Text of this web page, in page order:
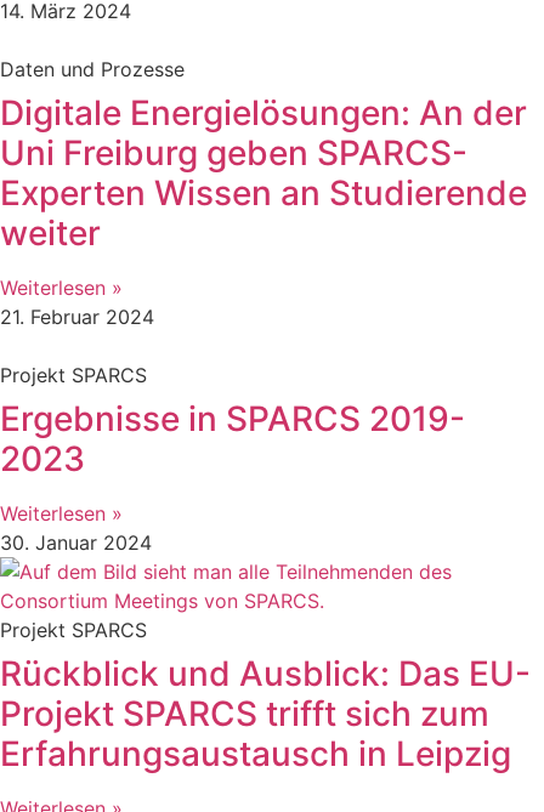
14. März 2024
Daten und Prozesse
Digitale Energielösungen: An der
Uni Freiburg geben SPARCS-
Experten Wissen an Studierende
weiter
Weiterlesen »
21. Februar 2024
Projekt SPARCS
Ergebnisse in SPARCS 2019-
2023
Weiterlesen »
30. Januar 2024
Projekt SPARCS
Rückblick und Ausblick: Das EU-
Projekt SPARCS trifft sich zum
Erfahrungsaustausch in Leipzig